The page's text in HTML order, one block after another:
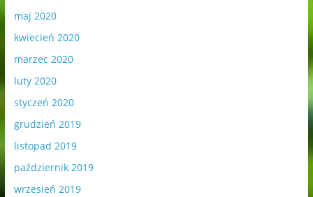
maj 2020
kwiecień 2020
marzec 2020
luty 2020
styczeń 2020
grudzień 2019
listopad 2019
październik 2019
wrzesień 2019